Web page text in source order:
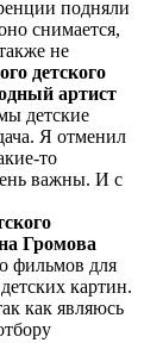
подняли
снимается,
не
детского
артист
детские
Я отменил
то
важны. И с
Громова
фильмов для
картин.
как являюсь